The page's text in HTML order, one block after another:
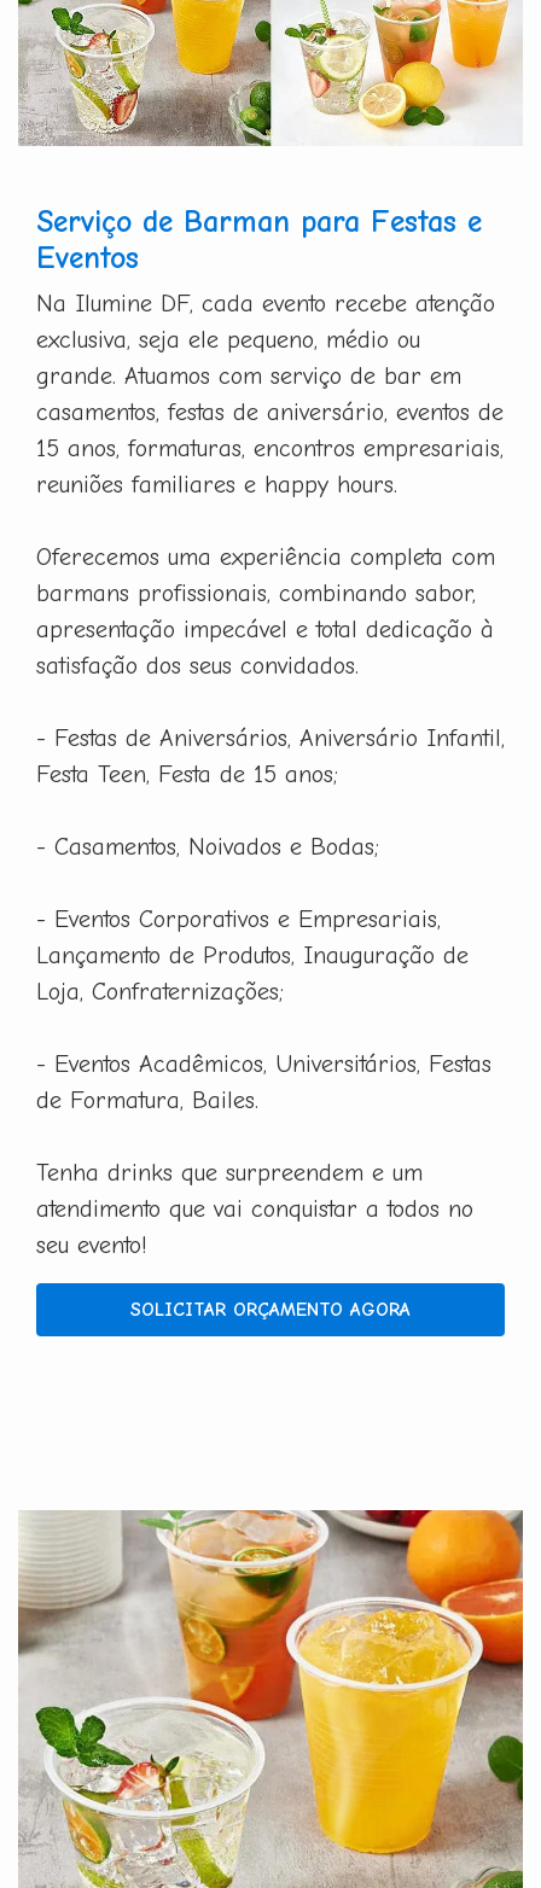
Serviço de Barman para Festas e
Eventos
Na Ilumine DF, cada evento recebe atenção
exclusiva, seja ele pequeno, médio ou
grande. Atuamos com serviço de bar em
casamentos, festas de aniversário, eventos de
15 anos, formaturas, encontros empresariais,
reuniões familiares e happy hours.
Oferecemos uma experiência completa com
barmans profissionais, combinando sabor,
apresentação impecável e total dedicação à
satisfação dos seus convidados.
- Festas de Aniversários, Aniversário Infantil,
Festa Teen, Festa de 15 anos;
- Casamentos, Noivados e Bodas;
- Eventos Corporativos e Empresariais,
Lançamento de Produtos, Inauguração de
Loja, Confraternizações;
- Eventos Acadêmicos, Universitários, Festas
de Formatura, Bailes.
Tenha drinks que surpreendem e um
atendimento que vai conquistar a todos no
seu evento!
SOLICITAR ORÇAMENTO AGORA